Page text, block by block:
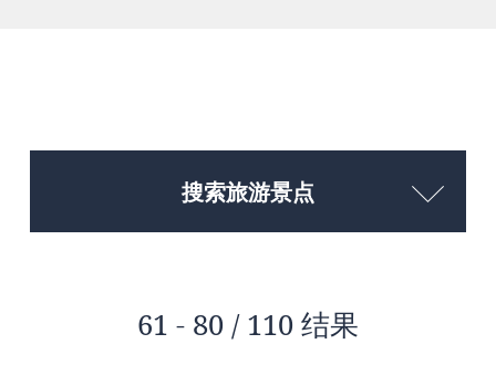
搜索旅游景点
61 - 80 / 110 结果